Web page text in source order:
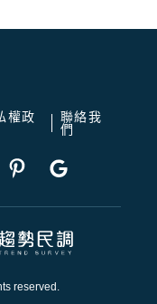
權政
聯絡我
們
reserved.